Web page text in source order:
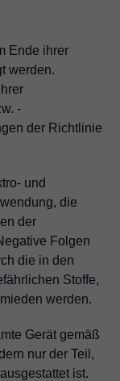
Ende ihrer
werden.
-
der Richtlinie
und
die
der
Folgen
die in den
Stoffe,
werden.
Gerät gemäß
nur der Teil,
ist.